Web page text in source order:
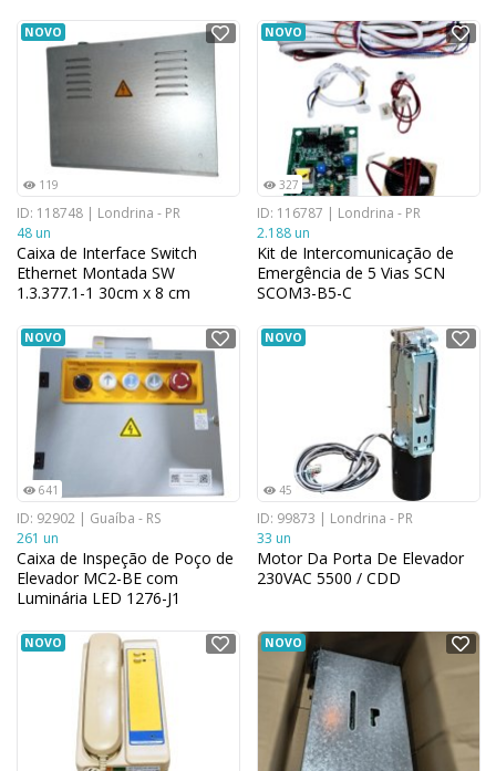
NOVO
119
ID: 118748 | Londrina - PR
48 un
Caixa de Interface Switch
Ethernet Montada SW
1.3.377.1-1 30cm x 8 cm
NOVO
327
ID: 116787 | Londrina - PR
2.188 un
Kit de Intercomunicação de
Emergência de 5 Vias SCN
SCOM3-B5-C
NOVO
641
ID: 92902 | Guaíba - RS
261 un
Caixa de Inspeção de Poço de
Elevador MC2-BE com
Luminária LED 1276-J1
NOVO
45
ID: 99873 | Londrina - PR
33 un
Motor Da Porta De Elevador
230VAC 5500 / CDD
NOVO NOVO